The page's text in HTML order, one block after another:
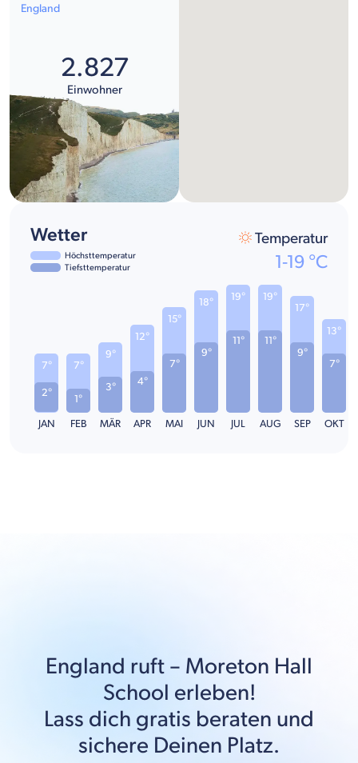
England
2.827
Einwohner
Wetter
Höchsttemperatur
Tiefsttemperatur
Temperatur
1-19 °C
2°
7°
JAN
1°
7°
FEB
3°
9°
MÄR
4°
12°
APR
7°
15°
MAI
9°
18°
JUN
11°
19°
JUL
11°
19°
AUG
9°
17°
SEP
7°
13°
OKT
England ruft – Moreton Hall
School erleben!
Lass dich gratis beraten und
sichere Deinen Platz.